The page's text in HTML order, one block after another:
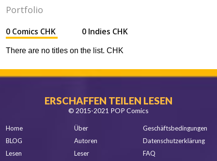
Portfolio
0 Comics CHK 0 Indies CHK
There are no titles on the list. CHK
ERSCHAFFEN TEILEN LESEN
© 2015-2021 POP Comics
Home
BLOG
Lesen
Über
Autoren
Leser
Geschäftsbedingungen
Datenschutzerklärung
FAQ